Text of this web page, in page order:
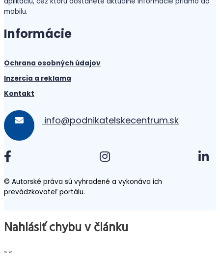
mobilu.
Informácie
Ochrana osobných údajov
Inzercia a reklama
Kontakt
info@podnikatelskecentrum.sk
© Autorské práva sú vyhradené a vykonáva ich
prevádzkovateľ portálu.
Nahlásiť chybu v článku
«»